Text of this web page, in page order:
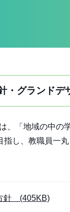
・グランド
「地域の中の
指し、教職員一
針 (405KB)